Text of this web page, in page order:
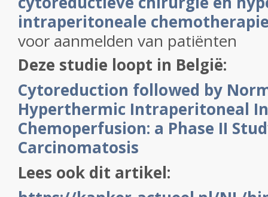
intraperitoneale
voor aanmelden van patiënten
Deze studie loopt in België:
Cytoreduction followed by
Hyperthermic Intraperitoneal
Chemoperfusion: a Phase II
Carcinomatosis
Lees ook dit artikel: